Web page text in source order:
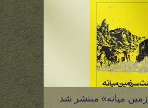
میانه» منتشر شد